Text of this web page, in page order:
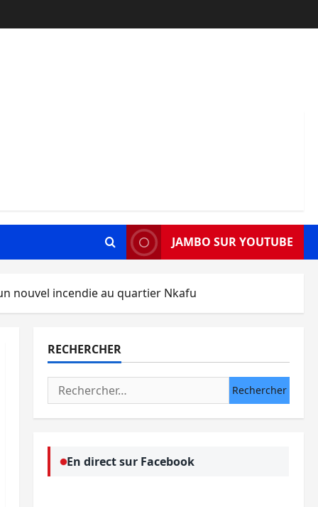
JAMBO SUR YOUTUBE
nouvel incendie au quartier Nkafu
RECHERCHER
Rechercher :
En direct sur Facebook